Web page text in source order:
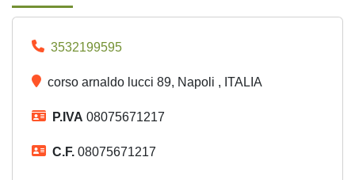
3532199595
corso arnaldo lucci 89, Napoli , ITALIA
P.IVA 08075671217
C.F. 08075671217